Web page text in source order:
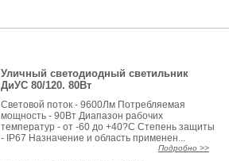
Уличный светодиодный светильник
ДиУС 80/120. 80Вт
Световой поток - 9600Лм Потребляемая
мощность - 90Вт Диапазон рабочих
температур - от -60 до +40?С Степень защиты
- IP67 Назначение и область применен...
Подробно >>